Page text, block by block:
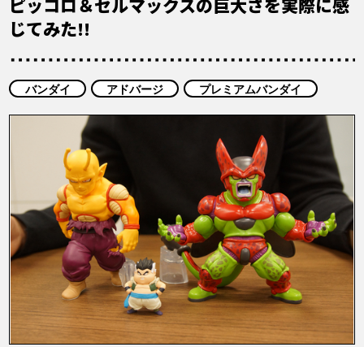
MOVIE
COLUMNS
ABOUT
LANGUAGE
JP
EN FR DE ES
じてみた!!
バンダイ アドバージ プレミアムバンダイ